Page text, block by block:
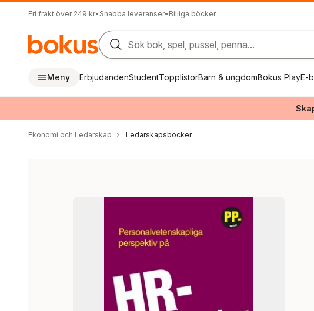
Fri frakt över 249 kr• Snabba leveranser• Billiga böcker
Sök bok, spel, pussel, penna...
Meny ErbjudandenStudentTopplistorBarn & ungdomBokus PlayE-
Ekonomi och Ledarskap Ledarskapsböcker